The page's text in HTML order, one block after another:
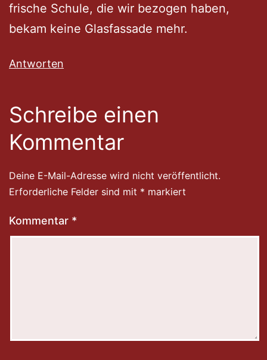
frische Schule, die wir bezogen haben,
bekam keine Glasfassade mehr.
Antworten
Schreibe einen
Kommentar
Deine E-Mail-Adresse wird nicht veröffentlicht.
Erforderliche Felder sind mit * markiert
Kommentar *